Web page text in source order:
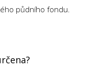
půdního fondu.